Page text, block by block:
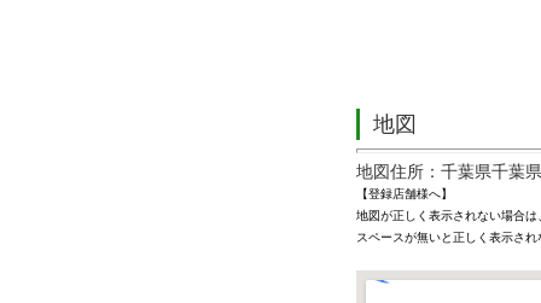
地図
地図住所：千葉県千葉
【登録店舗様へ】
地図が正しく表示されない場合
スペースが無いと正しく表示さ